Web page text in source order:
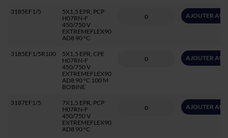
3185EF1/5
5X1,5 EPR, PCP
H07RN-F
450/750 V
EXTREMEFLEX90
AD8 90 °C
AJOUTER AU
3185EF1/5R100
5X1,5 EPR, CPE
H07RN-F
450/750 V
EXTREMEFLEX90
AD8 90 °C 100 M
BOBINE
AJOUTER AU
3187EF1/5
7X1,5 EPR, PCP
H07RN-F
450/750 V
EXTREMEFLEX90
AD8 90 °C
AJOUTER AU